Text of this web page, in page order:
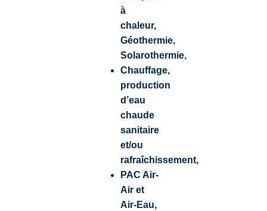
à
chaleur,
Géothermie,
Solarothermie,
Chauffage,
production
d’eau
chaude
sanitaire
et/ou
rafraîchissement,
PAC Air-
Air et
Air-Eau,